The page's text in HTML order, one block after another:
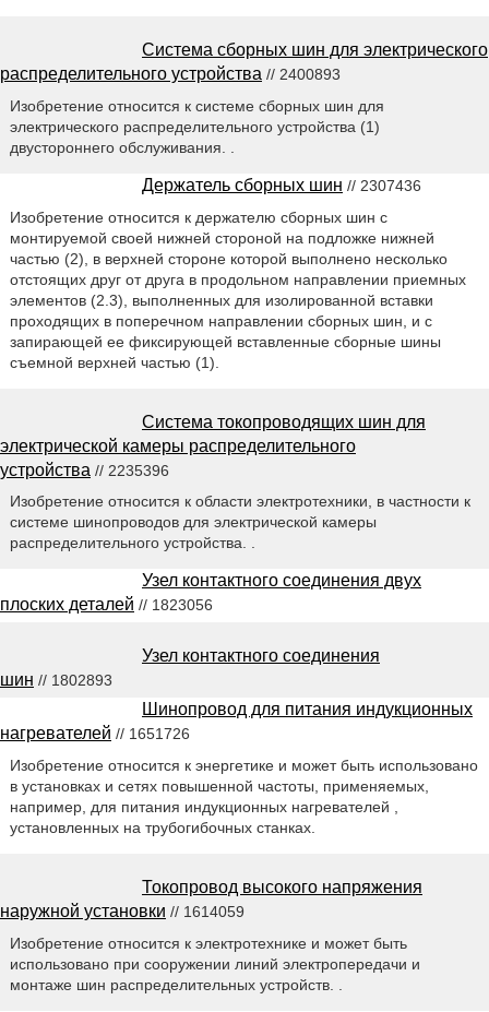
Система сборных шин для электрического
распределительного устройства // 2400893
Изобретение относится к системе сборных шин для
электрического распределительного устройства (1)
двустороннего обслуживания. .
Держатель сборных шин // 2307436
Изобретение относится к держателю сборных шин с
монтируемой своей нижней стороной на подложке нижней
частью (2), в верхней стороне которой выполнено несколько
отстоящих друг от друга в продольном направлении приемных
элементов (2.3), выполненных для изолированной вставки
проходящих в поперечном направлении сборных шин, и с
запирающей ее фиксирующей вставленные сборные шины
съемной верхней частью (1).
Система токопроводящих шин для
электрической камеры распределительного
устройства // 2235396
Изобретение относится к области электротехники, в частности к
системе шинопроводов для электрической камеры
распределительного устройства. .
Узел контактного соединения двух
плоских деталей // 1823056
Узел контактного соединения
шин // 1802893
Шинопровод для питания индукционных
нагревателей // 1651726
Изобретение относится к энергетике и может быть использовано
в установках и сетях повышенной частоты, применяемых,
например, для питания индукционных нагревателей ,
установленных на трубогибочных станках.
Токопровод высокого напряжения
наружной установки // 1614059
Изобретение относится к электротехнике и может быть
использовано при сооружении линий электропередачи и
монтаже шин распределительных устройств. .